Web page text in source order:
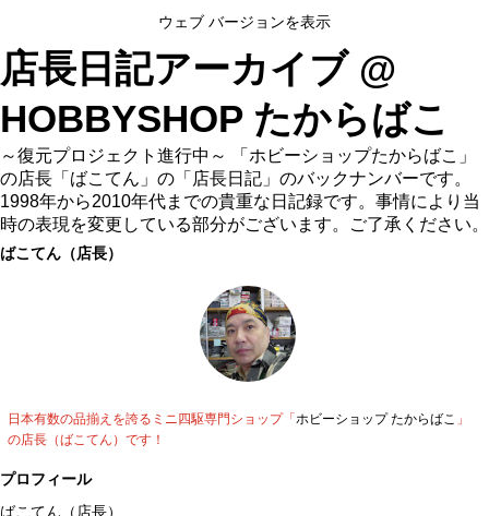
ウェブ バージョンを表示
店長日記アーカイブ @
HOBBYSHOP たからばこ
～復元プロジェクト進行中～ 「ホビーショップたからばこ」
の店長「ばこてん」の「店長日記」のバックナンバーです。
1998年から2010年代までの貴重な日記録です。事情により当
時の表現を変更している部分がございます。ご了承ください。
ばこてん（店長）
日本有数の品揃えを誇るミニ四駆専門ショップ「 ホビーショップ たからばこ 」
の店長（ばこてん）です！
プロフィール
ばこてん（店長）